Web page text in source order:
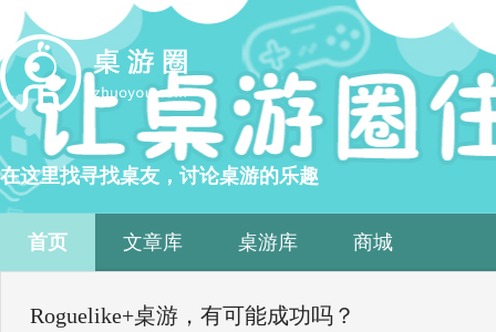
在这里找寻找桌友，讨论桌游的乐趣
首页 文章库 桌游库 商城
Roguelike+桌游，有可能成功吗？